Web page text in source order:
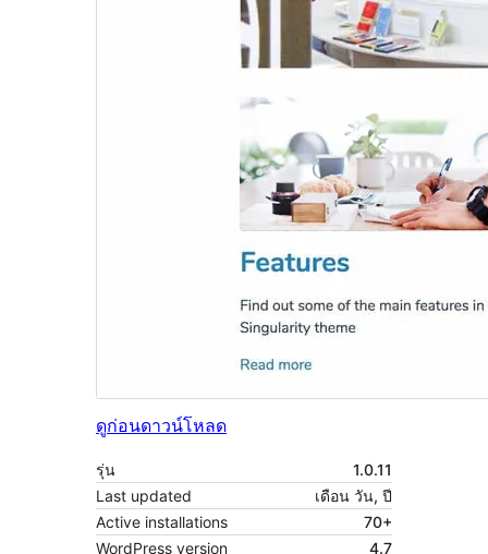
ดูก่อนดาวน์โหลด
รุ่น
1.0.11
Last updated
เดือน วัน, ปี
Active installations
70+
WordPress version
4.7